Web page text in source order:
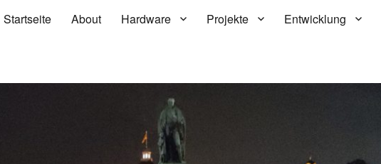
Startseite About Hardware Projekte Entwicklung